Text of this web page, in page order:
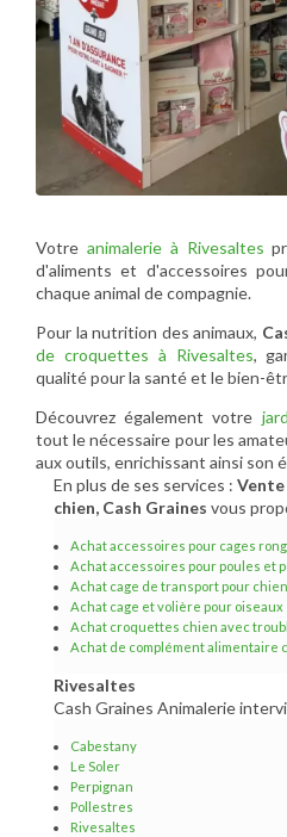
Votre animalerie à Rivesaltes
d'aliments et d'accessoires
chaque animal de compagnie.
Pour la nutrition des animaux,
de croquettes à Rivesaltes,
qualité pour la santé et le bien-
Découvrez également votre
tout le nécessaire pour les
aux outils, enrichissant ainsi son
En plus de ses services :
chien, Cash Graines vous
Achat accessoires pour cages
Achat accessoires pour poules et
Achat cage de transport pour chien
Achat cage et volière pour oiseaux
Achat croquettes chien avec
Achat de complément alimentaire
Rivesaltes
Cash Graines Animalerie
Cabestany
Le Soler
Perpignan
Pollestres
Rivesaltes